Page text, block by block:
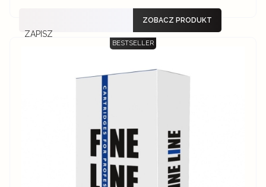
ZAPISZ
ZOBACZ PRODUKT
BESTSELLER